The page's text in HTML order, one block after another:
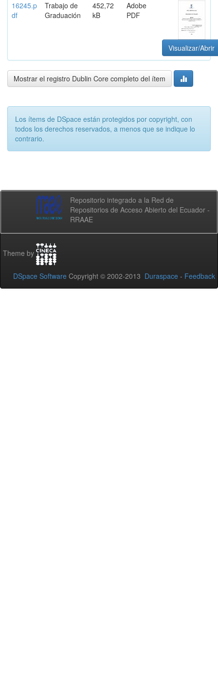
16245.p
df
Trabajo de
Graduación
452,72
kB
Adobe
PDF
Visualizar/Abrir
Mostrar el registro Dublin Core completo del ítem
Los ítems de DSpace están protegidos por copyright, con
todos los derechos reservados, a menos que se indique lo
contrario.
Repositorio integrado a la Red de
Repositorios de Acceso Abierto del Ecuador -
RRAAE
Theme by
DSpace Software Copyright © 2002-2013 Duraspace - Feedback